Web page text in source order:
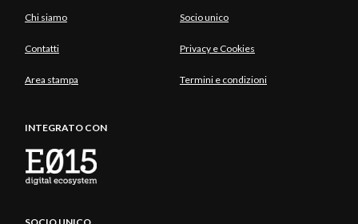
Chi siamo Socio unico
Contatti Privacy e Cookies
Area stampa Termini e condizioni
INTEGRATO CON